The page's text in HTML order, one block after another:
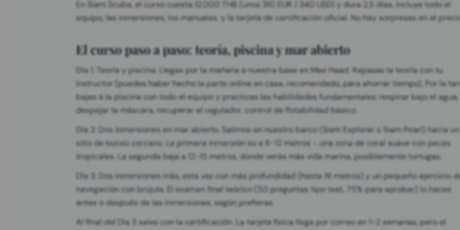
En Siam Scuba, el curso cuesta 12.000 THB (unos 310 EUR / 340 USD) y dura 2,5 días. Incluye todo el
equipo, las inmersiones, los manuales, y la tarjeta de certificación oficial. No hay sorpresas en el
El curso paso a paso: teoría, piscina y mar abierto
Día 1: Teoría y piscina. Llegas por la mañana a nuestra base en Mae Haad. Repasas la teoría con tu
instructor (puedes haber hecho la parte online en casa, recomendado, para ahorrar tiempo). Por la
bajas a la piscina con todo el equipo y practicas las habilidades fundamentales: respirar bajo el agua,
despejar la máscara, recuperar el regulador, control de flotabilidad básico.
Día 2: Dos inmersiones en mar abierto. Salimos en nuestro barco (Siam Explorer o Siam Pearl) hacia un
sitio de buceo cercano. La primera inmersión es a 8-12 metros - una zona de coral suave con peces
tropicales. La segunda baja a 12-15 metros, donde verás más vida marina, posiblemente tortugas.
Día 3: Dos inmersiones más, esta vez con más profundidad (hasta 18 metros) y un pequeño ejercicio
navegación con brújula. El examen final teórico (50 preguntas tipo test, 75% para aprobar) lo haces
antes o después de las inmersiones, según prefieras.
Al final del Día 3 sales con la certificación. La tarjeta física llega por correo en 1-2 semanas, pero el